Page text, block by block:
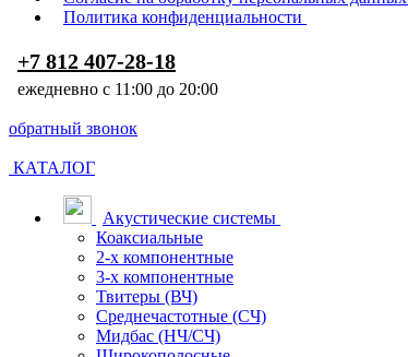
Политика конфиденциальности
+7 812 407-28-18
ежедневно с 11:00 до 20:00
обратный звонок
КАТАЛОГ
Акустические системы
Коаксиальные
2-х компонентные
3-х компонентные
Твитеры (ВЧ)
Среднечастотные (СЧ)
Мидбас (НЧ/СЧ)